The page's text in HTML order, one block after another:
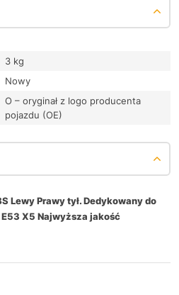
3 kg
Nowy
O – oryginał z logo producenta
pojazdu (OE)
Lewy Prawy tył. Dedykowany do
X5 Najwyższa jakość